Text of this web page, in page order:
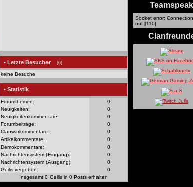
• Letzte Besucher (0)
keine Besuche
• Statistik
Forumthemen:
0
Neuigkeiten:
0
Neuigkeitenkommentare:
0
Forumbeiträge:
0
Clanwarkommentare:
0
Artikelkommentare:
0
Demokommentare:
0
Nachrichtensystem (Eingang):
0
Nachrichtensystem (Ausgang):
0
Geilis vergeben:
0
Insgesamt 0 Geilis in 0 Posts erhalten
Teamspeak
Socket error:
out [110]